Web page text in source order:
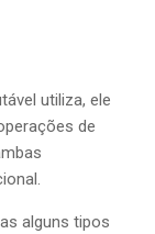
utiliza, ele
de
alguns tipos